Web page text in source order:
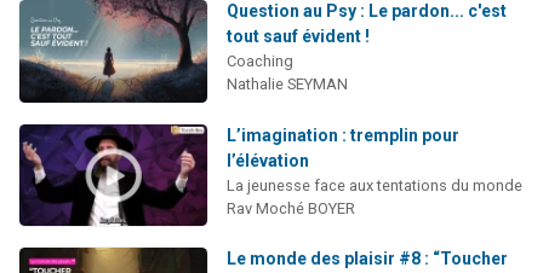
Question au Psy : Le pardon... c'est
tout sauf évident !
Coaching
Nathalie SEYMAN
L’imagination : tremplin pour
l’élévation
La jeunesse face aux tentations du monde
Rav Moché BOYER
Le monde des plaisir #8 : “Toucher